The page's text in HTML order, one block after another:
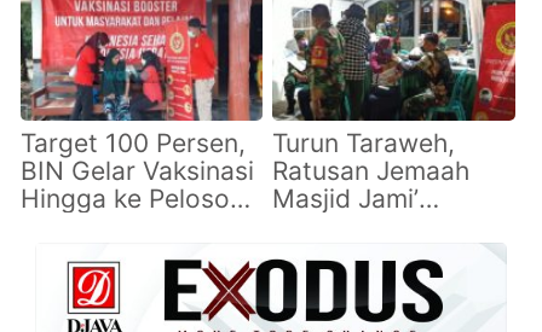
Target 100 Persen,
BIN Gelar Vaksinasi
Hingga ke Pelosok
Turun Taraweh,
Ratusan Jemaah
Masjid Jami’
Vaksin Binda Jatim